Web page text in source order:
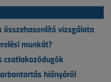
összehasonlító vizsgálata
munkát?
csatlakozódugók
hiányáról